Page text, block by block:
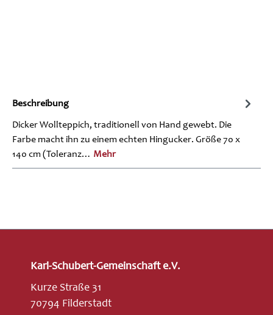
Beschreibung
Dicker Wollteppich, traditionell von Hand gewebt. Die
Farbe macht ihn zu einem echten Hingucker. Größe 70 x
140 cm (Toleranz… Mehr
Karl-Schubert-Gemeinschaft e.V.
Kurze Straße 31
70794 Filderstadt